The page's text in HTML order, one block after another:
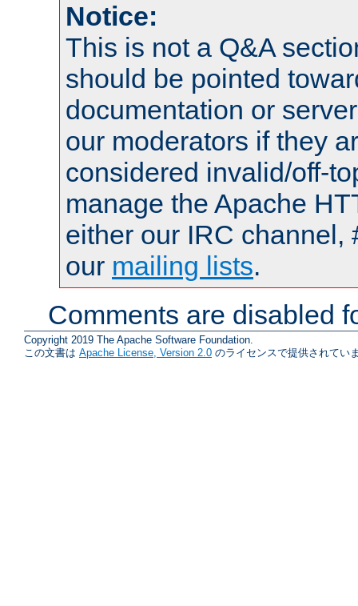
Notice:
This is not a Q&A
should be pointed
documentation or
our moderators if they
considered invalid/off-
manage the Apache
either our IRC channel,
our mailing lists.
Comments are disabled
Copyright 2019 The Apache Software Foundation.
この文書は Apache License, Version 2.0 のライセンスで提供されてい